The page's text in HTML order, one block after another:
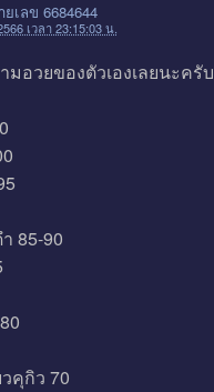
เลข 6684644
เวลา 23:15:03 น.
อวยของตัวเองเลยนะครับ
85-90
คุกิว 70